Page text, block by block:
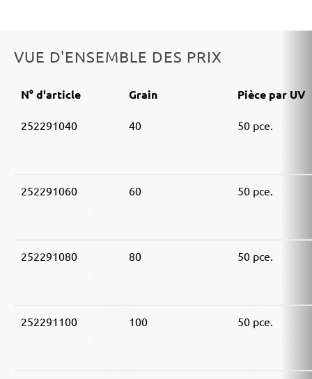
VUE D'ENSEMBLE DES PRIX
N° d'article Grain Pièce par UV
252291040 40 50 pce.
252291060 60 50 pce.
252291080 80 50 pce.
252291100 100 50 pce.